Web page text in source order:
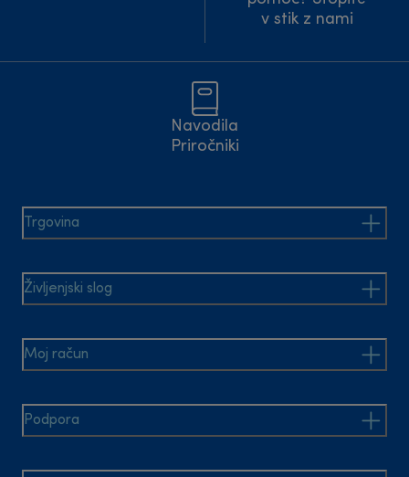
v stik z nami
Navodila
Priročniki
Trgovina
Življenjski slog
Moj račun
Podpora